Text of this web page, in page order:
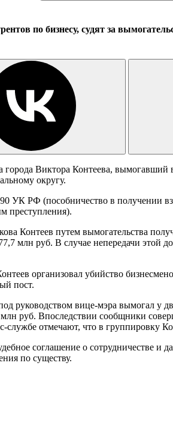
по бизнесу, судят за
Виктора Контеева,
округу.
УК РФ (пособничество в получении
преступления).
Контеев путем вымогательства
млн руб. В случае непередачи этой
организовал убийство
пост.
руководством вице-мэра вымогал у
руб. Впоследствии сообщники
отмечают, что в группировку
соглашение о сотрудничестве и
по существу.